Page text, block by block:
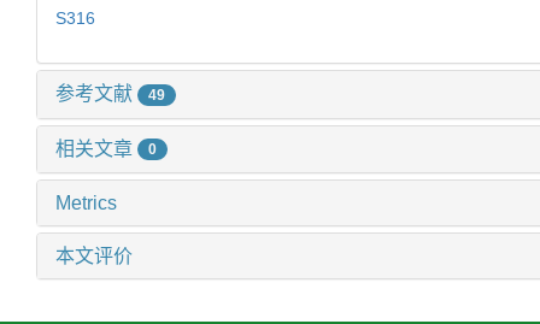
S316
参考文献 49
相关文章 0
Metrics
本文评价